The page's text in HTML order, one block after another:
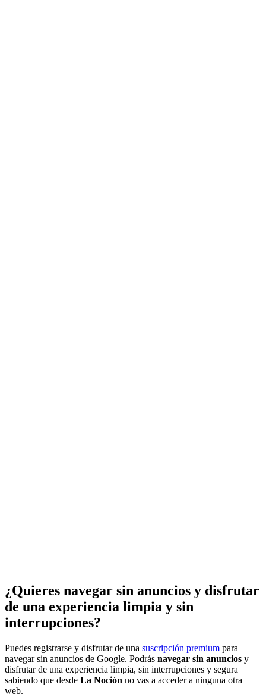
¿Quieres navegar sin anuncios y disfrutar
de una experiencia limpia y sin
interrupciones?
Puedes registrarse y disfrutar de una suscripción premium para
navegar sin anuncios de Google. Podrás navegar sin anuncios y
disfrutar de una experiencia limpia, sin interrupciones y segura
sabiendo que desde La Noción no vas a acceder a ninguna otra
web.